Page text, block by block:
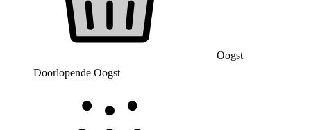
Oogst
Doorlopende Oogst